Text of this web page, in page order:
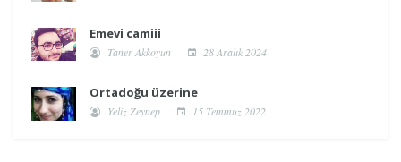
Emevi camiii
Taner Akkoyun 28 Aralık 2024
Ortadoğu üzerine
Yeliz Zeynep 15 Temmuz 2022